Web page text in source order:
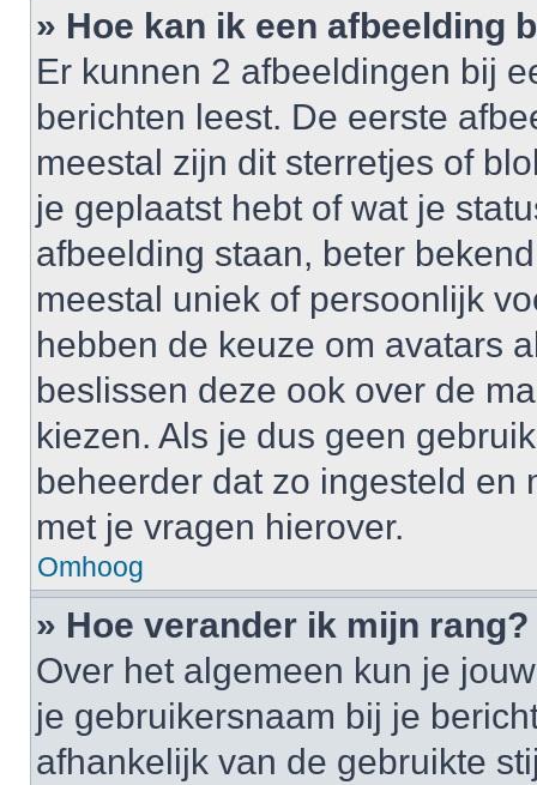
» Hoe kan ik een afbeelding
Er kunnen 2 afbeeldingen bij
berichten leest. De eerste
meestal zijn dit sterretjes of
je geplaatst hebt of wat je
afbeelding staan, beter
meestal uniek of persoonlijk
hebben de keuze om avatars
beslissen deze ook over de
kiezen. Als je dus geen
beheerder dat zo ingesteld en
met je vragen hierover.
Omhoog
» Hoe verander ik mijn rang?
Over het algemeen kun je
je gebruikersnaam bij je
afhankelijk van de gebruikte